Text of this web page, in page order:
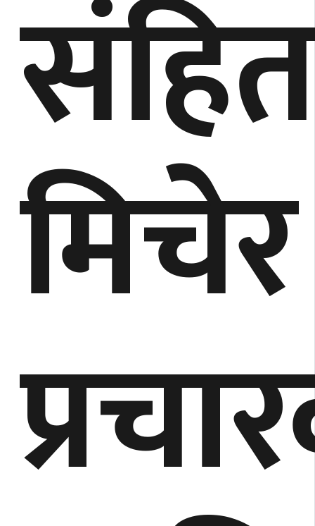
मिचेर